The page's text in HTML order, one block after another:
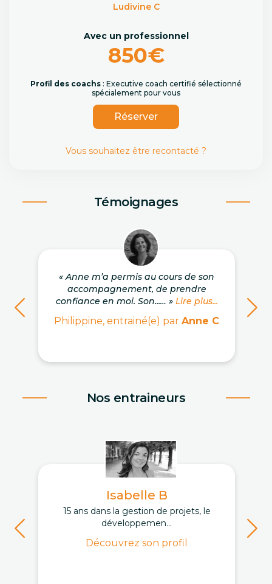
Ludivine C
Avec un professionnel
850€
Profil des coachs : Executive coach certifié sélectionné
spécialement pour vous
Réserver
Vous souhaitez être recontacté ?
Témoignages
« Anne m’a permis au cours de son
accompagnement, de prendre
confiance en moi. Son...… » Lire plus...
Philippine, entrainé(e) par Anne C
Nos entraineurs
Isabelle B
15 ans dans la gestion de projets, le
développemen...
Découvrez son profil